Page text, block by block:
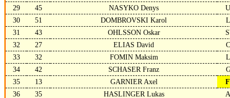
29
45 NASYKO Denys
30
51 DOMBROVSKI Karol
31
43 OHLSSON Oskar
32
27 ELIAS David
33
32 FOMIN Maksim
34
42 SCHASER Franz
35
13 GARNIER Axel
36
35 HASLINGER Lukas